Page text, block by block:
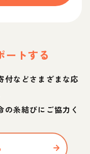
ートする
付などさまざまな応
糸結びにご協力く